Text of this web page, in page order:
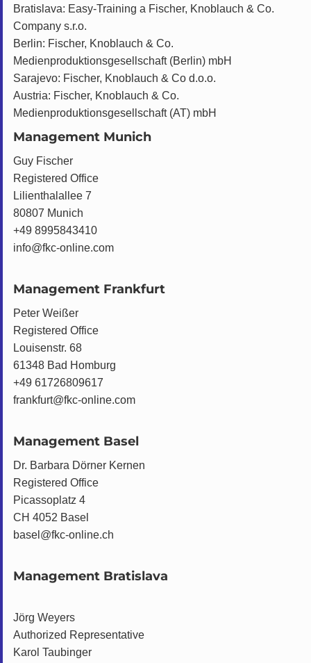
Bratislava: Easy-Training a Fischer, Knoblauch & Co.
Company s.r.o.
Berlin: Fischer, Knoblauch & Co.
Medienproduktionsgesellschaft (Berlin) mbH
Sarajevo: Fischer, Knoblauch & Co d.o.o.
Austria: Fischer, Knoblauch & Co.
Medienproduktionsgesellschaft (AT) mbH
Management Munich
Guy Fischer
Registered Office
Lilienthalallee 7
80807 Munich
+49 8995843410
info@fkc-online.com
Management Frankfurt
Peter Weißer
Registered Office
Louisenstr. 68
61348 Bad Homburg
+49 61726809617
frankfurt@fkc-online.com
Management Basel
Dr. Barbara Dörner Kernen
Registered Office
Picassoplatz 4
CH 4052 Basel
basel@fkc-online.ch
Management Bratislava
Jörg Weyers
Authorized Representative
Karol Taubinger